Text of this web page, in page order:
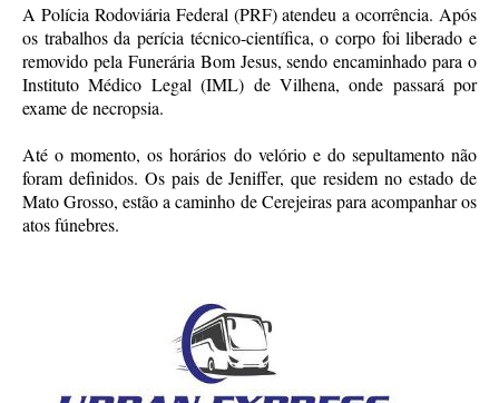
A Polícia Rodoviária Federal (PRF) atendeu a ocorrência. Após
os trabalhos da perícia técnico-científica, o corpo foi liberado e
removido pela Funerária Bom Jesus, sendo encaminhado para o
Instituto Médico Legal (IML) de Vilhena, onde passará por
exame de necropsia.
Até o momento, os horários do velório e do sepultamento não
foram definidos. Os pais de Jeniffer, que residem no estado de
Mato Grosso, estão a caminho de Cerejeiras para acompanhar os
atos fúnebres.